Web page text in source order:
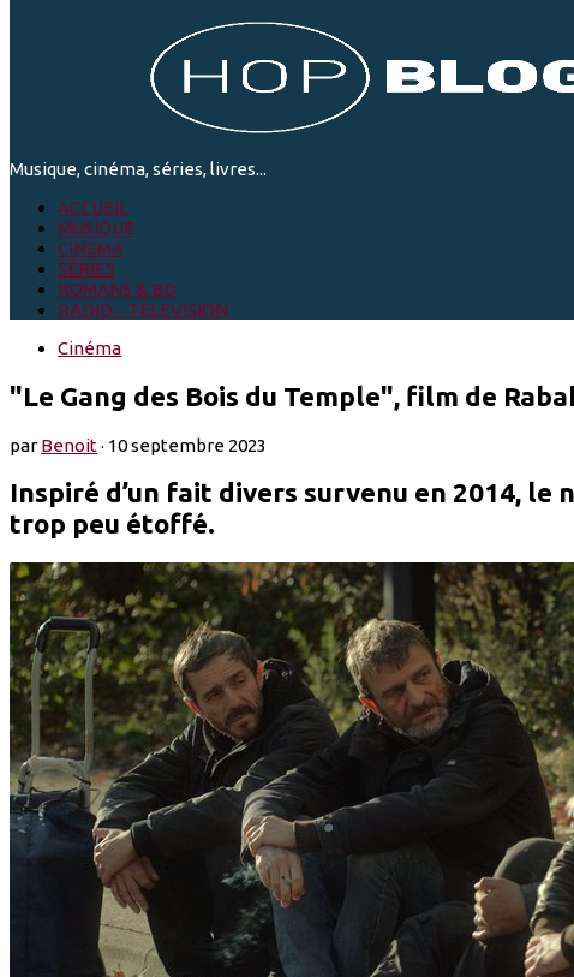
Musique, cinéma, séries, livres...
ACCUEIL
MUSIQUE
CINEMA
SÉRIES
ROMANS & BD
RADIO - TELEVISION
Cinéma
"Le Gang des Bois du Temple", film de
parBenoit· 10 septembre 2023
Inspiré d’un fait divers survenu en 2014, le
trop peu étoffé.